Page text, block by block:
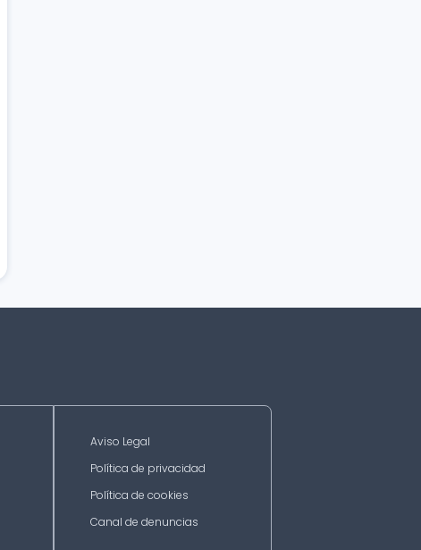
Aviso Legal
Política de privacidad
Política de cookies
Canal de denuncias